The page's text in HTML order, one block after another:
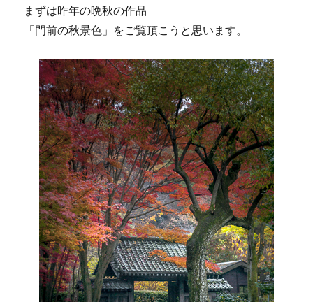
まずは昨年の晩秋の作品
「門前の秋景色」をご覧頂こうと思います。